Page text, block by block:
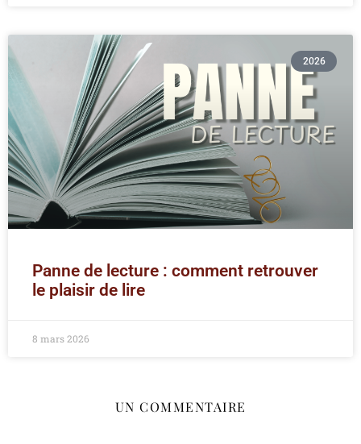
2026
Panne de lecture : comment retrouver
le plaisir de lire
8 mars 2026
UN COMMENTAIRE